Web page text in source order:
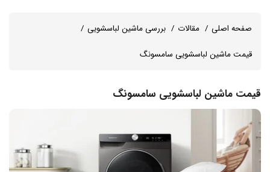
صفحه اصلی مقالات بررسی ماشین لباسشویی
قیمت ماشین لباسشویی سامسونگ
قیمت ماشین لباسشویی سامسونگ